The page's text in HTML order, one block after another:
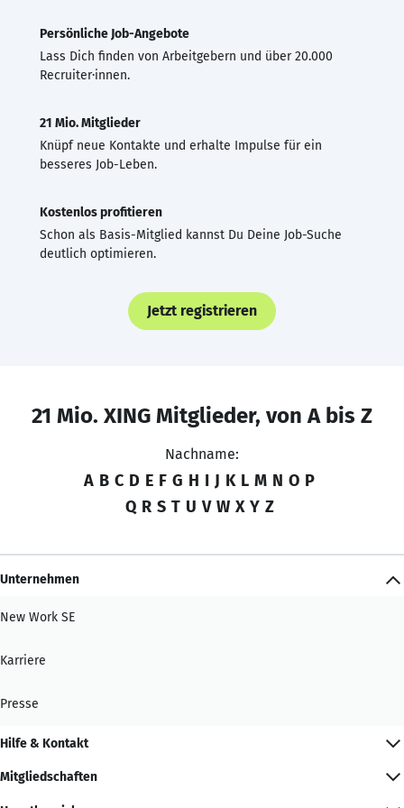
Persönliche Job-Angebote
Lass Dich finden von Arbeitgebern und über 20.000
Recruiter·innen.
21 Mio. Mitglieder
Knüpf neue Kontakte und erhalte Impulse für ein
besseres Job-Leben.
Kostenlos profitieren
Schon als Basis-Mitglied kannst Du Deine Job-Suche
deutlich optimieren.
Jetzt registrieren
21 Mio. XING Mitglieder, von A bis Z
Nachname:
A B C D E F G H I J K L M N O P
Q R S T U V W X Y Z
Unternehmen
New Work SE
Karriere
Presse
Hilfe & Kontakt
Mitgliedschaften